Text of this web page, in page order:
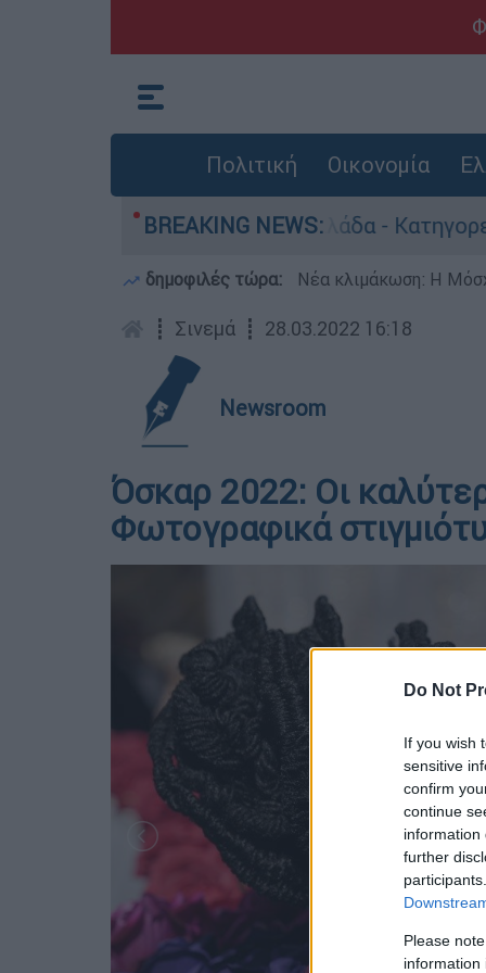
Do Not
If you wish
sensitive
confirm
continue
information
further
Please
information
Πολιτική Οικονομία
BREAKING NEWS:
στην Ελλάδα - Κατηγορείται
δημοφιλές τώρα: Νέα κλιμάκωση: Η
┋ Σινεμά ┋ 28.03.2022 16:18
Newsroom
Όσκαρ 2022: Οι
Φωτογραφικά